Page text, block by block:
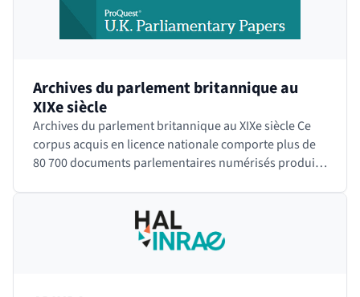
Archives du parlement britannique au
XIXe siècle
Archives du parlement britannique au XIXe siècle Ce
corpus acquis en licence nationale comporte plus de
80 700 documents parlementaires numérisés produits